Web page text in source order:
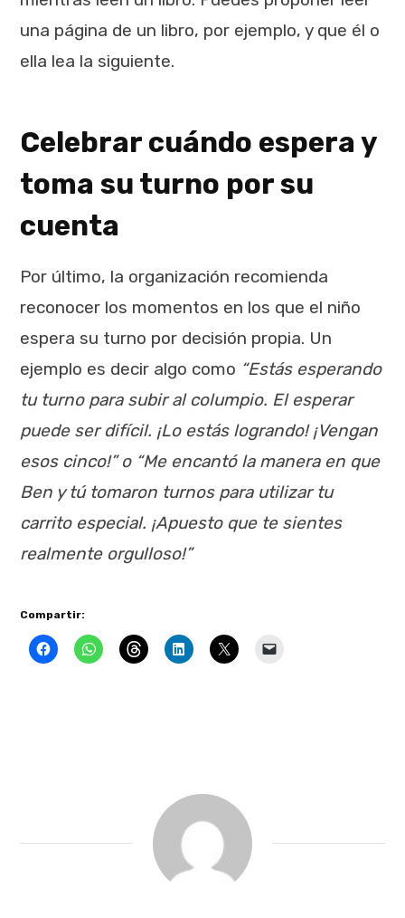
una página de un libro, por ejemplo, y que él o
ella lea la siguiente.
Celebrar cuándo espera y
toma su turno por su
cuenta
Por último, la organización recomienda
reconocer los momentos en los que el niño
espera su turno por decisión propia. Un
ejemplo es decir algo como “Estás esperando
tu turno para subir al columpio. El esperar
puede ser difícil. ¡Lo estás logrando! ¡Vengan
esos cinco!” o “Me encantó la manera en que
Ben y tú tomaron turnos para utilizar tu
carrito especial. ¡Apuesto que te sientes
realmente orgulloso!”
Compartir: